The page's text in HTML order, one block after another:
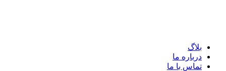
بلاگ
درباره ما
تماس با ما